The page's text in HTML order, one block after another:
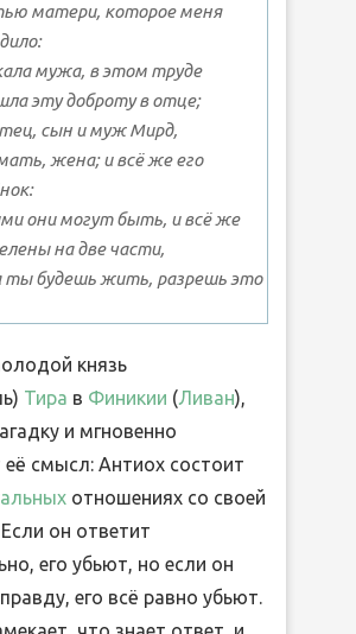
матери, которое меня
мужа, в этом труде
эту доброту в отце;
сын и муж Мирд,
жена; и всё же его
они могут быть, и всё же
на две части,
ты будешь жить, разрешь это
князь
Тира в Финикии (Ливан),
и мгновенно
смысл: Антиох состоит
отношениях со своей
он ответит
его убьют, но если он
его всё равно убьют.